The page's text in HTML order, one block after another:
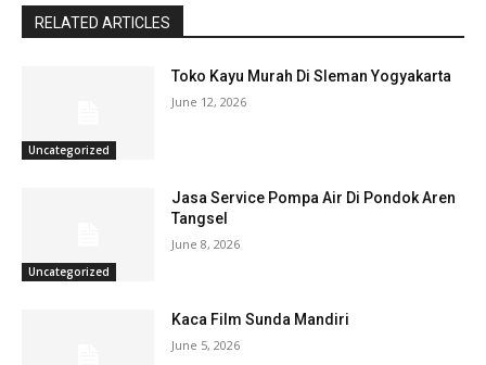
RELATED ARTICLES
Uncategorized
Toko Kayu Murah Di Sleman Yogyakarta
June 12, 2026
Uncategorized
Jasa Service Pompa Air Di Pondok Aren
Tangsel
June 8, 2026
Kaca Film Sunda Mandiri
June 5, 2026